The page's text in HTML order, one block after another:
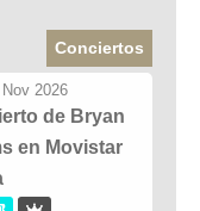
Conciertos
2026
de Bryan
en Movistar